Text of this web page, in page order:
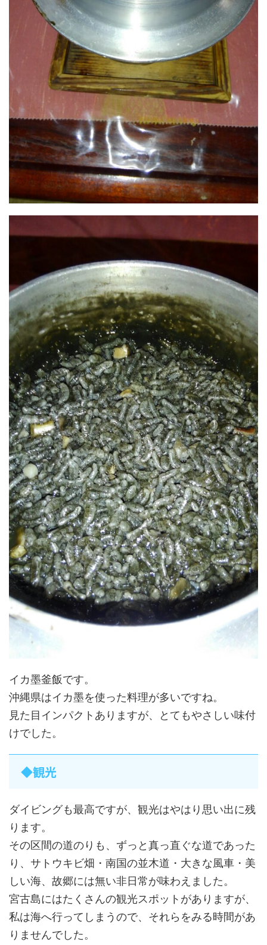
イカ墨釜飯です。
沖縄県はイカ墨を使った料理が多いですね。
見た目インパクトありますが、とてもやさしい味付
けでした。
◆観光
ダイビングも最高ですが、観光はやはり思い出に残
ります。
その区間の道のりも、ずっと真っ直ぐな道であった
り、サトウキビ畑・南国の並木道・大きな風車・美
しい海、故郷には無い非日常が味わえました。
宮古島にはたくさんの観光スポットがありますが、
私は海へ行ってしまうので、それらをみる時間があ
りませんでした。